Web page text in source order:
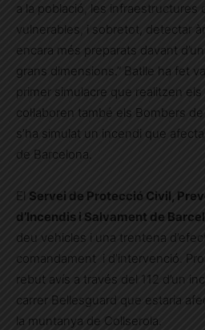
a la població, les infraestructures
vulnerables, i sobretot, detectar
encara més preparats davant
grans dimensions.” Batlle ha fet
primer simulacre que realitzen els
col·laboren també els Bombers
s’ha simulat un incendi que
de Barcelona.
El Servei de Protecció Civil,
d’Incendis i Salvament de
deu vehicles i una trentena
comandament i d’intervenció.
rebut avís a través del 112 d’un
carrer Bellesguard que estaria
la muntanya de Collserola.